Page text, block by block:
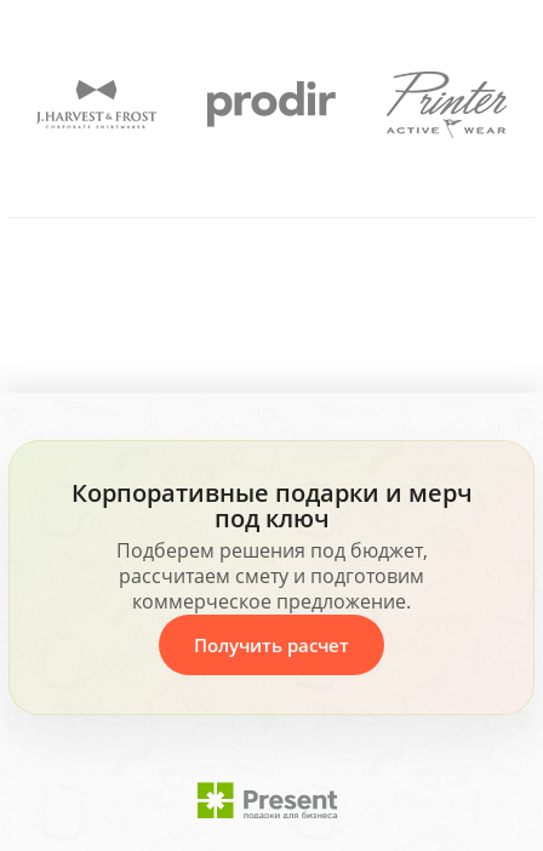
Корпоративные подарки и мерч
под ключ
Подберем решения под бюджет,
рассчитаем смету и подготовим
коммерческое предложение.
Получить расчет